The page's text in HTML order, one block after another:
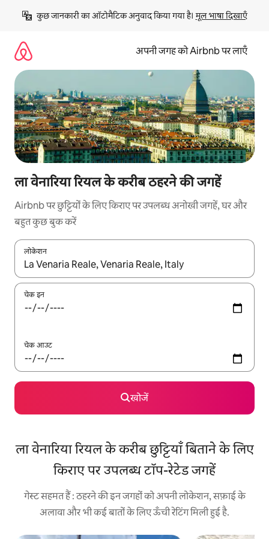
छोड़कर
कॉन्टेंट
कुछ जानकारी का ऑटोमैटिक अनुवाद किया गया है। मूल भाषा दिखाएँ
अपनी जगह को Airbnb पर लाएँ
ला वेनारिया रियल के करीब ठहरने की जगहें
Airbnb पर छुट्टियों के लिए किराए पर उपलब्ध अनोखी जगहें, घर और
बहुत कुछ बुक करें
लोकेशन
नतीजों के उपलब्ध होने पर, अप और डाउन 'ऐरो की' का इस्तेमाल करके नेविगेट
चेक इन
चेक आउट
खोजें
ला वेनारिया रियल के करीब छुट्टियाँ बिताने के लिए
किराए पर उपलब्ध टॉप-रेटेड जगहें
गेस्ट सहमत हैं : ठहरने की इन जगहों को अपनी लोकेशन, सफ़ाई के
अलावा और भी कई बातों के लिए ऊँची रेटिंग मिली हुई है.